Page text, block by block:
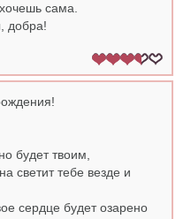
сама.
добра!
будет твоим,
светит тебе везде и
сердце будет озарено